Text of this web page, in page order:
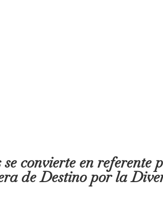
se convierte en
de Destino por la